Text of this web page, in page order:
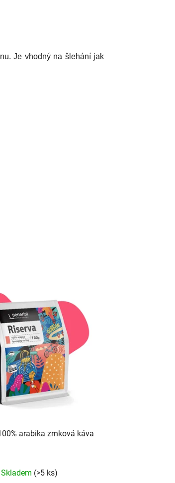
Je vhodný na šlehání jak
arabika zrnková káva
hodnocení
Skladem (>5 ks)